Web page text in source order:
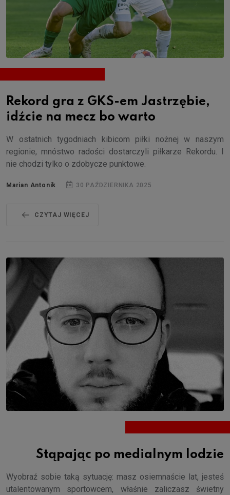
Rekord gra z GKS-em Jastrzębie,
idźcie na mecz bo warto
W ostatnich tygodniach kibicom piłki nożnej w naszym
regionie, mnóstwo radości dostarczyli piłkarze Rekordu. I
nie chodzi tylko o zdobycze punktowe.
Marian Antonik 30 PAŹDZIERNIKA 2025
CZYTAJ WIĘCEJ
Stąpając po medialnym lodzie
Wyobraź sobie taką sytuację: masz osiemnaście lat, jesteś
utalentowanym sportowcem, właśnie zaliczasz świetny